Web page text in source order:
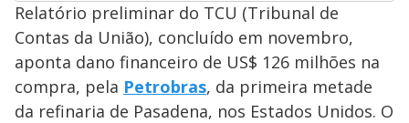
Relatório preliminar do TCU (Tribunal de
Contas da União), concluído em novembro,
aponta dano financeiro de US$ 126 milhões na
compra, pela Petrobras, da primeira metade
da refinaria de Pasadena, nos Estados Unidos. O